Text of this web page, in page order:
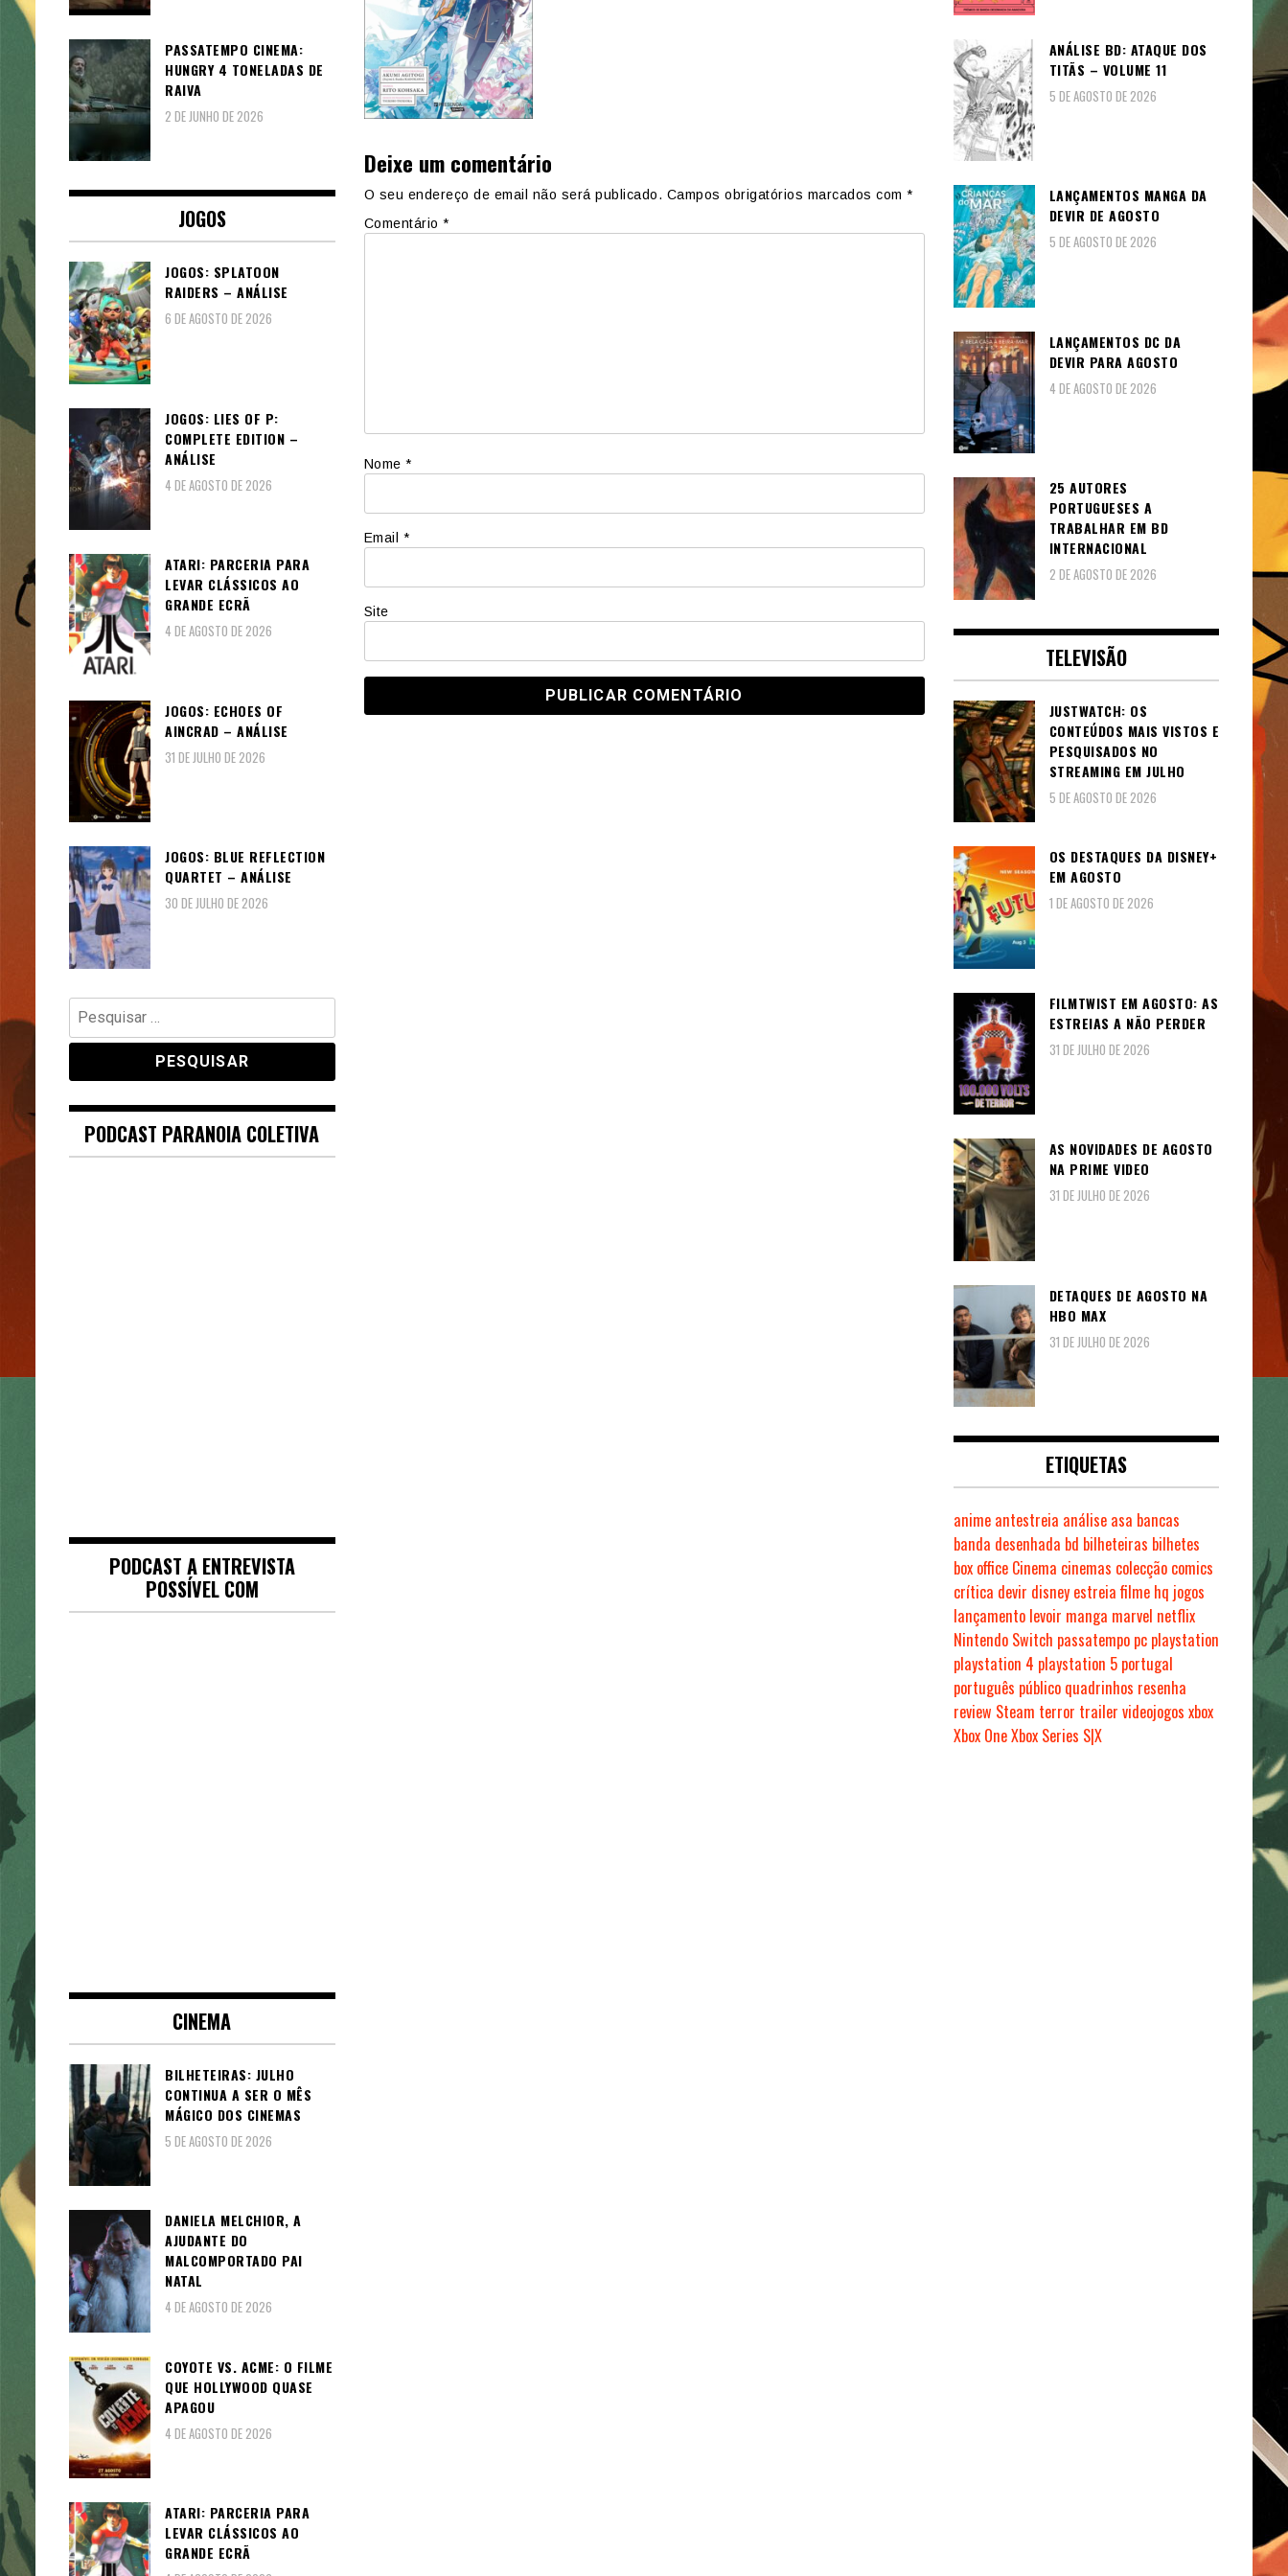
Deixe um comentário
O seu endereço de email não será publicado. Campos obrigatórios marcados com *
Comentário *
Nome *
Email *
Site
PASSATEMPO CINEMA:
HUNGRY 4 TONELADAS DE
RAIVA
2 DE JUNHO DE 2026
JOGOS
JOGOS: SPLATOON
RAIDERS – ANÁLISE
6 DE AGOSTO DE 2026
JOGOS: LIES OF P:
COMPLETE EDITION –
ANÁLISE
4 DE AGOSTO DE 2026
ATARI: PARCERIA PARA
LEVAR CLÁSSICOS AO
GRANDE ECRÃ
4 DE AGOSTO DE 2026
JOGOS: ECHOES OF
AINCRAD – ANÁLISE
31 DE JULHO DE 2026
JOGOS: BLUE REFLECTION
QUARTET – ANÁLISE
30 DE JULHO DE 2026
Pesquisar
por:
PODCAST PARANOIA COLETIVA
PODCAST A ENTREVISTA
POSSÍVEL COM
CINEMA
BILHETEIRAS: JULHO
CONTINUA A SER O MÊS
MÁGICO DOS CINEMAS
5 DE AGOSTO DE 2026
DANIELA MELCHIOR, A
AJUDANTE DO
MALCOMPORTADO PAI
NATAL
4 DE AGOSTO DE 2026
COYOTE VS. ACME: O FILME
QUE HOLLYWOOD QUASE
APAGOU
4 DE AGOSTO DE 2026
ATARI: PARCERIA PARA
LEVAR CLÁSSICOS AO
GRANDE ECRÃ
ANÁLISE BD: ATAQUE DOS
TITÃS – VOLUME 11
5 DE AGOSTO DE 2026
LANÇAMENTOS MANGA DA
DEVIR DE AGOSTO
5 DE AGOSTO DE 2026
LANÇAMENTOS DC DA
DEVIR PARA AGOSTO
4 DE AGOSTO DE 2026
25 AUTORES
PORTUGUESES A
TRABALHAR EM BD
INTERNACIONAL
2 DE AGOSTO DE 2026
TELEVISÃO
JUSTWATCH: OS
CONTEÚDOS MAIS VISTOS E
PESQUISADOS NO
STREAMING EM JULHO
5 DE AGOSTO DE 2026
OS DESTAQUES DA DISNEY+
EM AGOSTO
1 DE AGOSTO DE 2026
FILMTWIST EM AGOSTO: AS
ESTREIAS A NÃO PERDER
31 DE JULHO DE 2026
AS NOVIDADES DE AGOSTO
NA PRIME VIDEO
31 DE JULHO DE 2026
DETAQUES DE AGOSTO NA
HBO MAX
31 DE JULHO DE 2026
ETIQUETAS
anime antestreia análise asa bancas
banda desenhada bd bilheteiras bilhetes
box office Cinema cinemas colecção comics
crítica devir disney estreiafilme hq jogos
lançamento levoir manga marvel netflix
Nintendo Switch passatempo pc playstation
playstation 4 playstation 5 portugal
português público quadrinhos resenha
review Steam terror trailer videojogos xbox
Xbox OneXbox Series S|X